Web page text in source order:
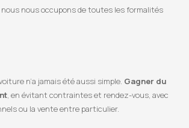
nous occupons de toutes les formalités
n’a jamais été aussi simple. Gagner du
, en évitant contraintes et rendez-vous, avec
ou la vente entre particulier.